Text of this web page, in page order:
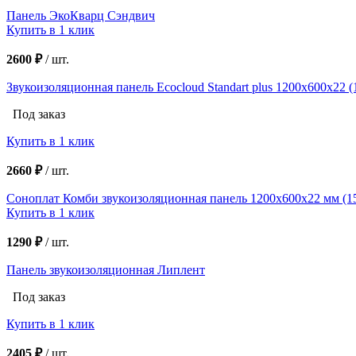
Панель ЭкоКварц Сэндвич
Купить в 1 клик
2600 ₽/шт.
Звукоизоляционная панель Ecocloud Standart plus 1200х600х22
Под заказ
Купить в 1 клик
2660 ₽/шт.
Соноплат Комби звукоизоляционная панель 1200х600х22 мм
Купить в 1 клик
1290 ₽/шт.
Панель звукоизоляционная Липлент
Под заказ
Купить в 1 клик
2405 ₽/шт.